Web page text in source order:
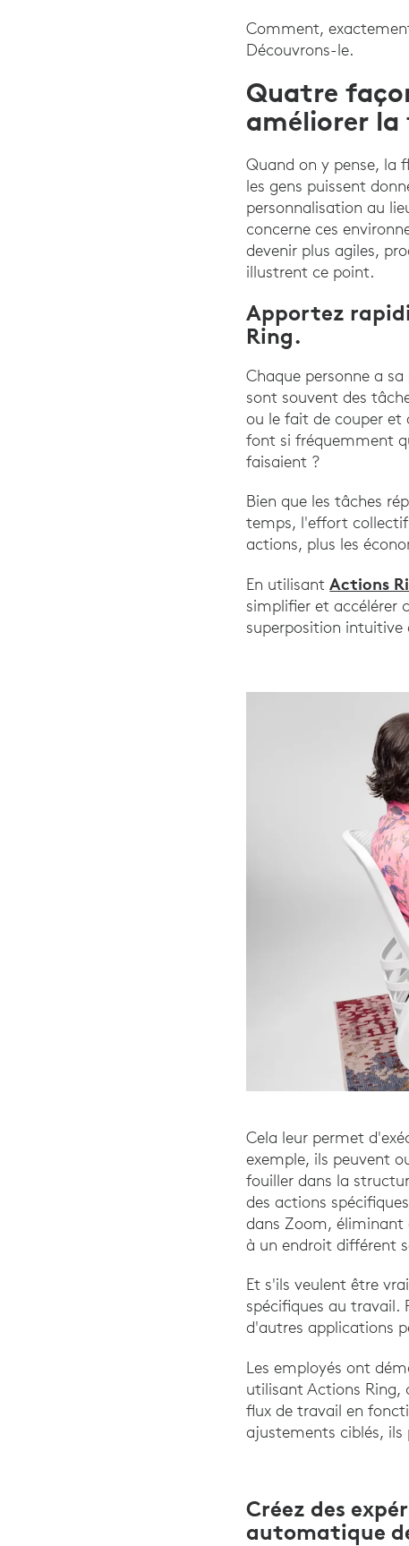
Comment,
Découvrons-le.
Quatre
améliorer la
Quand on y pense, la
les gens puissent
personnalisation au
concerne ces
devenir plus agiles,
illustrent ce point.
Apportez
Ring.
Chaque personne a
sont souvent des
ou le fait de couper et
font si fréquemment
faisaient ?
Bien que les tâches
temps, l'effort collectif
actions, plus les
En utilisantActions
simplifier et accélérer
superposition
Cela leur permet
exemple, ils peuvent
fouiller dans la
des actions
dans Zoom, éliminant
à un endroit différent
Et s'ils veulent être
spécifiques au travail.
d'autres applications
Les employés ont
utilisant Actions Ring,
flux de travail en
ajustements ciblés,
Créez des
automatique